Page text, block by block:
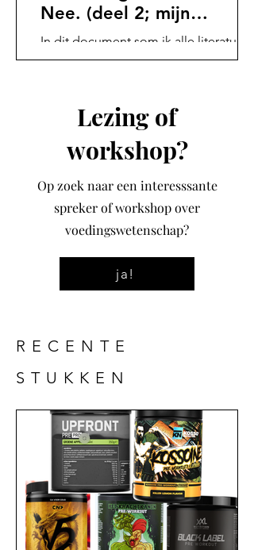
Nee. (deel 2; mijn
literatuurlijst)
In dit document som ik alle literatuur
op die ik ben tegengekomen tijdens
omega-6-vetzuren (onder andere op
(n6/n3) verhouding” en de
Lezing of
workshop?
Op zoek naar een interesssante
spreker of workshop over
voedingswetenschap?
ja!
RECENTE
STUKKEN